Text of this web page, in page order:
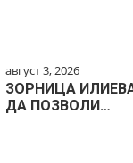
август 3, 2026
ЗОРНИЦА
ДА ПОЗВОЛИ…